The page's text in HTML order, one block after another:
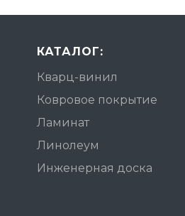
КАТАЛОГ:
Кварц-винил
Ковровое покрытие
Ламинат
Линолеум
Инженерная доска